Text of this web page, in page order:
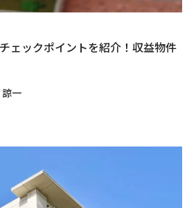
ェックポイントを紹介！収益物件
一